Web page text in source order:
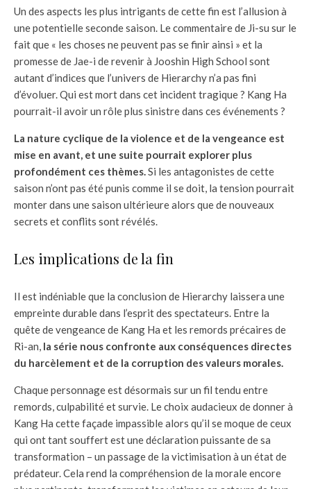
Un des aspects les plus intrigants de cette fin est l’allusion à
une potentielle seconde saison. Le commentaire de Ji-su sur le
fait que « les choses ne peuvent pas se finir ainsi » et la
promesse de Jae-i de revenir à Jooshin High School sont
autant d’indices que l’univers de Hierarchy n’a pas fini
d’évoluer. Qui est mort dans cet incident tragique ? Kang Ha
pourrait-il avoir un rôle plus sinistre dans ces événements ?
La nature cyclique de la violence et de la vengeance est
mise en avant, et une suite pourrait explorer plus
profondément ces thèmes.Si les antagonistes de cette
saison n’ont pas été punis comme il se doit, la tension pourrait
monter dans une saison ultérieure alors que de nouveaux
secrets et conflits sont révélés.
Les implications de la fin
Il est indéniable que la conclusion de Hierarchy laissera une
empreinte durable dans l’esprit des spectateurs. Entre la
quête de vengeance de Kang Ha et les remords précaires de
Ri-an, la série nous confronte aux conséquences directes
du harcèlement et de la corruption des valeurs morales.
Chaque personnage est désormais sur un fil tendu entre
remords, culpabilité et survie. Le choix audacieux de donner à
Kang Ha cette façade impassible alors qu’il se moque de ceux
qui ont tant souffert est une déclaration puissante de sa
transformation – un passage de la victimisation à un état de
prédateur. Cela rend la compréhension de la morale encore